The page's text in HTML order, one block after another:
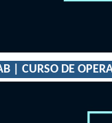
| CURSO DE